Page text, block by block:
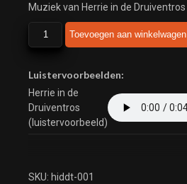
Muziek van Herrie in de Druiventros
Herrie
in
Druiventros
aantal
Toevoegen aan winkelwagen
Luistervoorbeelden:
Herrie in de
Druiventros
(luistervoorbeeld)
SKU: hiddt-001